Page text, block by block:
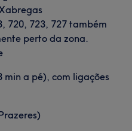
720, 723, 727 também
perto da zona.
min a pé), com ligações